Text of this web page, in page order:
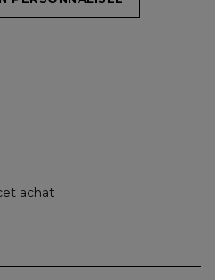
achat